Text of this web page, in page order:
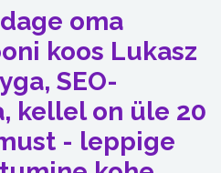
oma
koos Lukasz
SEO-
kellel on üle 20
- leppige